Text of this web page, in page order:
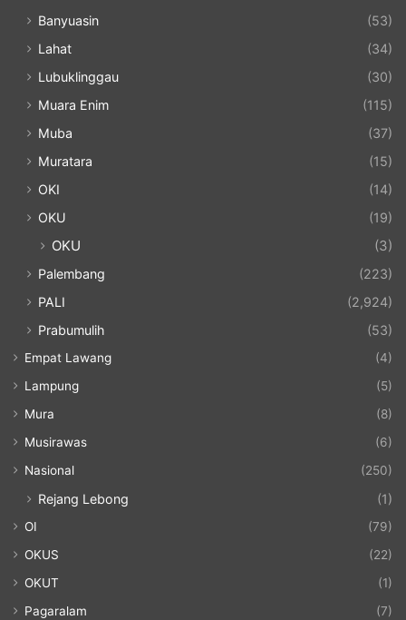
Banyuasin
(53)
Lahat
(34)
Lubuklinggau
(30)
Muara Enim
(115)
Muba
(37)
Muratara
(15)
OKI
(14)
OKU
(19)
OKU (3)
Palembang
(223)
PALI
(2,924)
Prabumulih
(53)
Empat Lawang
(4)
Lampung
(5)
Mura
(8)
Musirawas
(6)
Nasional
(250)
Rejang Lebong (1)
OI
(79)
OKUS
(22)
OKUT
(1)
Pagaralam
(7)